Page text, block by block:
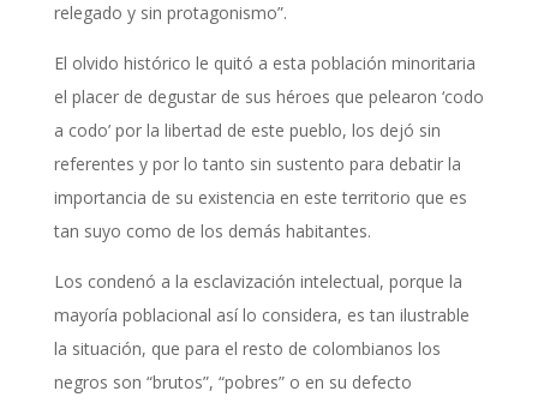
relegado y sin protagonismo”.
El olvido histórico le quitó a esta población minoritaria
el placer de degustar de sus héroes que pelearon ‘codo
a codo’ por la libertad de este pueblo, los dejó sin
referentes y por lo tanto sin sustento para debatir la
importancia de su existencia en este territorio que es
tan suyo como de los demás habitantes.
Los condenó a la esclavización intelectual, porque la
mayoría poblacional así lo considera, es tan ilustrable
la situación, que para el resto de colombianos los
negros son “brutos”, “pobres” o en su defecto